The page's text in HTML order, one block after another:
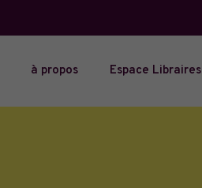
à propos Espace Libraires